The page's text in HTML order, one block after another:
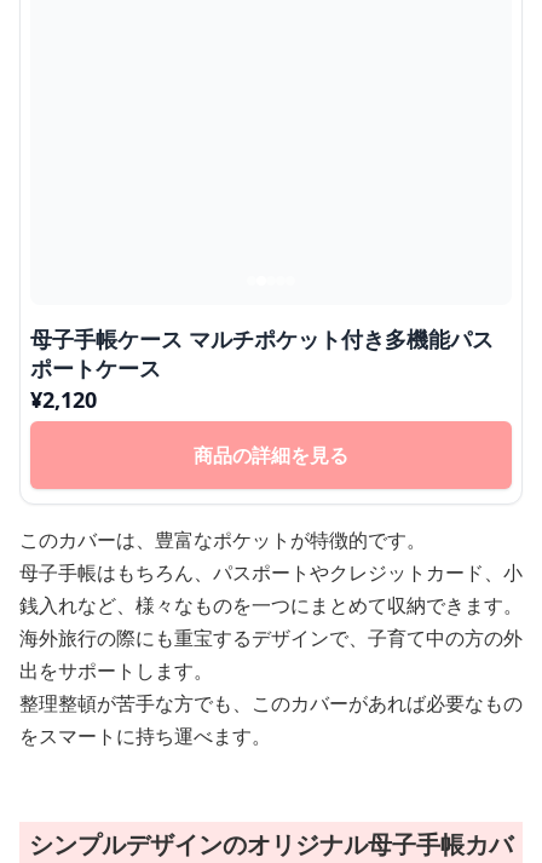
母子手帳ケース マルチポケット付き多機能パス
ポートケース
¥2,120
商品の詳細を見る
このカバーは、豊富なポケットが特徴的です。
母子手帳はもちろん、パスポートやクレジットカード、小
銭入れなど、様々なものを一つにまとめて収納できます。
海外旅行の際にも重宝するデザインで、子育て中の方の外
出をサポートします。
整理整頓が苦手な方でも、このカバーがあれば必要なもの
をスマートに持ち運べます。
シンプルデザインのオリジナル母子手帳カバ